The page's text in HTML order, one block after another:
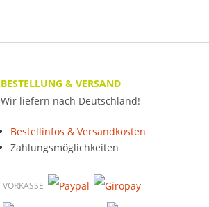
BESTELLUNG & VERSAND
Wir liefern nach Deutschland!
Bestellinfos & Versandkosten
Zahlungsmöglichkeiten
VORKASSE